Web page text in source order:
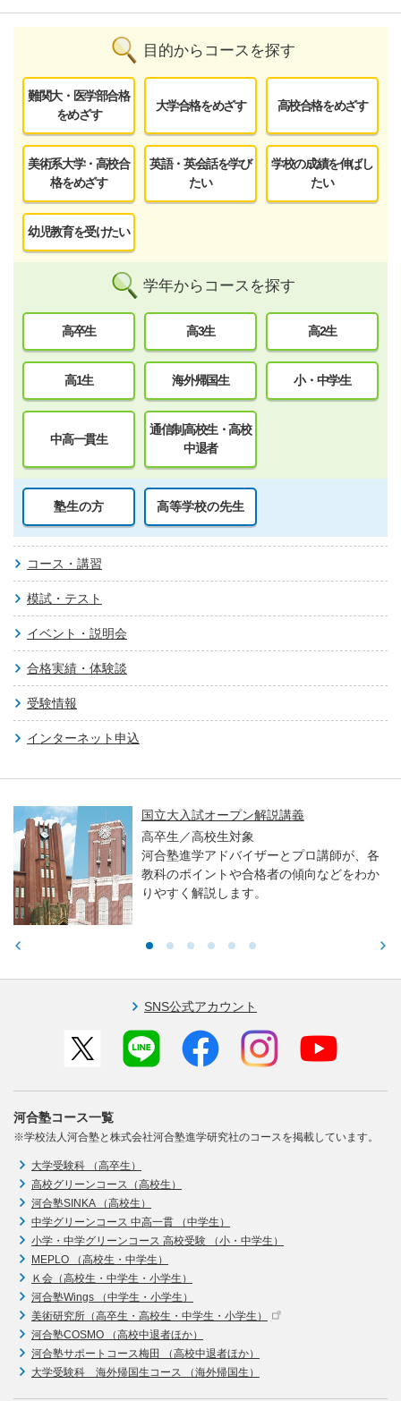
目的からコースを探す
難関大・医学部合格
をめざす
大学合格をめざす 高校合格をめざす
美術系大学・高校合
格をめざす
英語・英会話を学び
たい
学校の成績を伸ばし
たい
幼児教育を受けたい
学年からコースを探す
高卒生 高3生 高2生
高1生 海外帰国生 小・中学生
中高一貫生
通信制高校生・高校
中退者
塾生の方 高等学校の先生
コース・講習
模試・テスト
イベント・説明会
合格実績・体験談
受験情報
インターネット申込
国立大入試オープン解説講義
高卒生／高校生対象
河合塾進学アドバイザーとプロ講師が、各
教科のポイントや合格者の傾向などをわか
りやすく解説します。
SNS公式アカウント
河合塾コース一覧
※学校法人河合塾と株式会社河合塾進学研究社のコースを掲載しています。
大学受験科 （高卒生）
高校グリーンコース（高校生）
河合塾SINKA （高校生）
中学グリーンコース 中高一貫 （中学生）
小学・中学グリーンコース 高校受験 （小・中学生）
MEPLO （高校生・中学生）
Ｋ会（高校生・中学生・小学生）
河合塾Wings （中学生・小学生）
美術研究所（高卒生・高校生・中学生・小学生）
河合塾COSMO （高校中退者ほか）
河合塾サポートコース梅田 （高校中退者ほか）
大学受験科 海外帰国生コース （海外帰国生）